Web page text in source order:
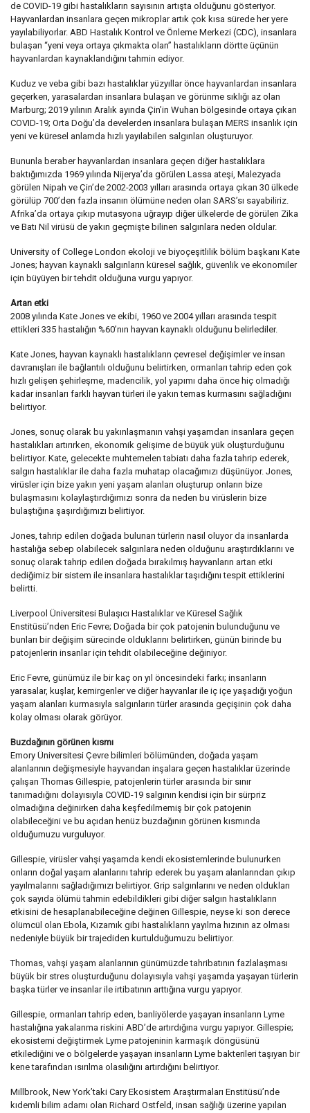
de COVID-19 gibi hastalıkların sayısının artışta olduğunu gösteriyor.
Hayvanlardan insanlara geçen mikroplar artık çok kısa sürede her yere
yayılabiliyorlar. ABD Hastalık Kontrol ve Önleme Merkezi (CDC), insanlara
bulaşan “yeni veya ortaya çıkmakta olan” hastalıkların dörtte üçünün
hayvanlardan kaynaklandığını tahmin ediyor.
Kuduz ve veba gibi bazı hastalıklar yüzyıllar önce hayvanlardan insanlara
geçerken, yarasalardan insanlara bulaşan ve görünme sıklığı az olan
Marburg; 2019 yılının Aralık ayında Çin’in Wuhan bölgesinde ortaya çıkan
COVID-19; Orta Doğu’da develerden insanlara bulaşan MERS insanlık için
yeni ve küresel anlamda hızlı yayılabilen salgınları oluşturuyor.
Bununla beraber hayvanlardan insanlara geçen diğer hastalıklara
baktığımızda 1969 yılında Nijerya’da görülen Lassa ateşi, Malezyada
görülen Nipah ve Çin’de 2002-2003 yılları arasında ortaya çıkan 30 ülkede
görülüp 700’den fazla insanın ölümüne neden olan SARS’sı sayabiliriz.
Afrika’da ortaya çıkıp mutasyona uğrayıp diğer ülkelerde de görülen Zika
ve Batı Nil virüsü de yakın geçmişte bilinen salgınlara neden oldular.
University of College London ekoloji ve biyoçeşitlilik bölüm başkanı Kate
Jones; hayvan kaynaklı salgınların küresel sağlık, güvenlik ve ekonomiler
için büyüyen bir tehdit olduğuna vurgu yapıyor.
Artan etki
2008 yılında Kate Jones ve ekibi, 1960 ve 2004 yılları arasında tespit
ettikleri 335 hastalığın %60’nın hayvan kaynaklı olduğunu belirlediler.
Kate Jones, hayvan kaynaklı hastalıkların çevresel değişimler ve insan
davranışları ile bağlantılı olduğunu belirtirken, ormanları tahrip eden çok
hızlı gelişen şehirleşme, madencilik, yol yapımı daha önce hiç olmadığı
kadar insanları farklı hayvan türleri ile yakın temas kurmasını sağladığını
belirtiyor.
Jones, sonuç olarak bu yakınlaşmanın vahşi yaşamdan insanlara geçen
hastalıkları artırırken, ekonomik gelişime de büyük yük oluşturduğunu
belirtiyor. Kate, gelecekte muhtemelen tabiatı daha fazla tahrip ederek,
salgın hastalıklar ile daha fazla muhatap olacağımızı düşünüyor. Jones,
virüsler için bize yakın yeni yaşam alanları oluşturup onların bize
bulaşmasını kolaylaştırdığımızı sonra da neden bu virüslerin bize
bulaştığına şaşırdığımızı belirtiyor.
Jones, tahrip edilen doğada bulunan türlerin nasıl oluyor da insanlarda
hastalığa sebep olabilecek salgınlara neden olduğunu araştırdıklarını ve
sonuç olarak tahrip edilen doğada bırakılmış hayvanların artan etki
dediğimiz bir sistem ile insanlara hastalıklar taşıdığını tespit ettiklerini
belirtti.
Liverpool Üniversitesi Bulaşıcı Hastalıklar ve Küresel Sağlık
Enstitüsü’nden Eric Fevre; Doğada bir çok patojenin bulunduğunu ve
bunları bir değişim sürecinde olduklarını belirtirken, günün birinde bu
patojenlerin insanlar için tehdit olabileceğine değiniyor.
Eric Fevre, günümüz ile bir kaç on yıl öncesindeki farkı; insanların
yarasalar, kuşlar, kemirgenler ve diğer hayvanlar ile iç içe yaşadığı yoğun
yaşam alanları kurmasıyla salgınların türler arasında geçişinin çok daha
kolay olması olarak görüyor.
Buzdağının görünen kısmı
Emory Üniversitesi Çevre bilimleri bölümünden, doğada yaşam
alanlarının değişmesiyle hayvandan inşalara geçen hastalıklar üzerinde
çalışan Thomas Gillespie, patojenlerin türler arasında bir sınır
tanımadığını dolayısıyla COVID-19 salgının kendisi için bir sürpriz
olmadığına değinirken daha keşfedilmemiş bir çok patojenin
olabileceğini ve bu açıdan henüz buzdağının görünen kısmında
olduğumuzu vurguluyor.
Gillespie, virüsler vahşi yaşamda kendi ekosistemlerinde bulunurken
onların doğal yaşam alanlarını tahrip ederek bu yaşam alanlarından çıkıp
yayılmalarını sağladığımızı belirtiyor. Grip salgınlarını ve neden oldukları
çok sayıda ölümü tahmin edebildikleri gibi diğer salgın hastalıkların
etkisini de hesaplanabileceğine değinen Gillespie, neyse ki son derece
ölümcül olan Ebola, Kızamık gibi hastalıkların yayılma hızının az olması
nedeniyle büyük bir trajediden kurtulduğumuzu belirtiyor.
Thomas, vahşi yaşam alanlarının günümüzde tahribatının fazlalaşması
büyük bir stres oluşturduğunu dolayısıyla vahşi yaşamda yaşayan türlerin
başka türler ve insanlar ile irtibatının arttığına vurgu yapıyor.
Gillespie, ormanları tahrip eden, banliyölerde yaşayan insanların Lyme
hastalığına yakalanma riskini ABD’de artırdığına vurgu yapıyor. Gillespie;
ekosistemi değiştirmek Lyme patojeninin karmaşık döngüsünü
etkilediğini ve o bölgelerde yaşayan insanların Lyme bakterileri taşıyan bir
kene tarafından ısırılma olasılığını artırdığını belirtiyor.
Millbrook, New York’taki Cary Ekosistem Araştırmaları Enstitüsü’nde
kıdemli bilim adamı olan Richard Ostfeld, insan sağlığı üzerine yapılan